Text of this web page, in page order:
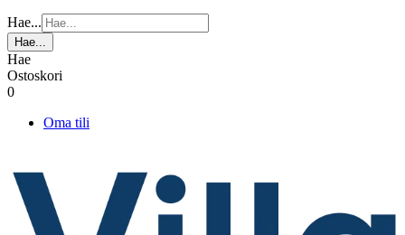
Hae...
Hae...
Hae
Ostoskori
0
Oma tili